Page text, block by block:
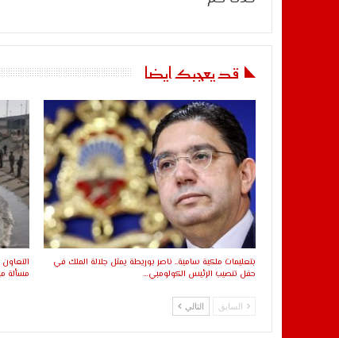
قد يعجبك ايضا
بتعليمات ملكية سامية.. ناصر بوريطة يمثل جلالة الملك في
حفل تنصيب الرئيس الكولومبي…
مسألة
السابق التالي